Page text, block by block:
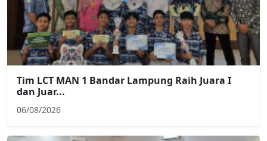
Tim LCT MAN 1 Bandar Lampung Raih Juara I
dan Juar...
06/08/2026